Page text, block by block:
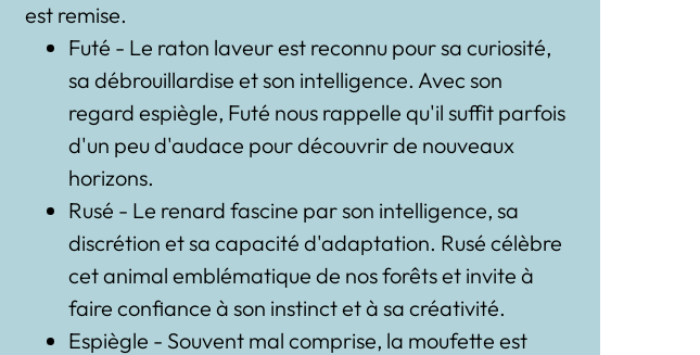
est remise.
Futé - Le raton laveur est reconnu pour sa curiosité,
sa débrouillardise et son intelligence. Avec son
regard espiègle, Futé nous rappelle qu'il suffit parfois
d'un peu d'audace pour découvrir de nouveaux
horizons.
Rusé - Le renard fascine par son intelligence, sa
discrétion et sa capacité d'adaptation. Rusé célèbre
cet animal emblématique de nos forêts et invite à
faire confiance à son instinct et à sa créativité.
Espiègle - Souvent mal comprise, la moufette est